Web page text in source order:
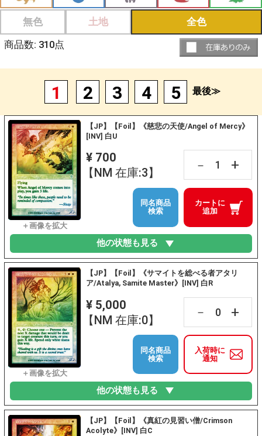
無色 土地 全色
商品数: 310点
1 2 3 4 5 最後≫
【JP】【Foil】《慈悲の天使/Angel of Mercy》
[INV] 白U
¥ 700
【NM 在庫:3】
－ +
カートに
追加
同名商品
検索
他の状態も見る
【JP】【Foil】《サマイトを総べる者アタリ
ア/Atalya, Samite Master》[INV] 白R
¥ 5,000
【NM 在庫:0】
－ +
入荷時に
通知
同名商品
検索
他の状態も見る
【JP】【Foil】《真紅の見習い僧/Crimson
Acolyte》[INV] 白C